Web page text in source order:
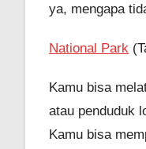
ya, mengapa
National Park
Kamu bisa
atau penduduk
Kamu bisa